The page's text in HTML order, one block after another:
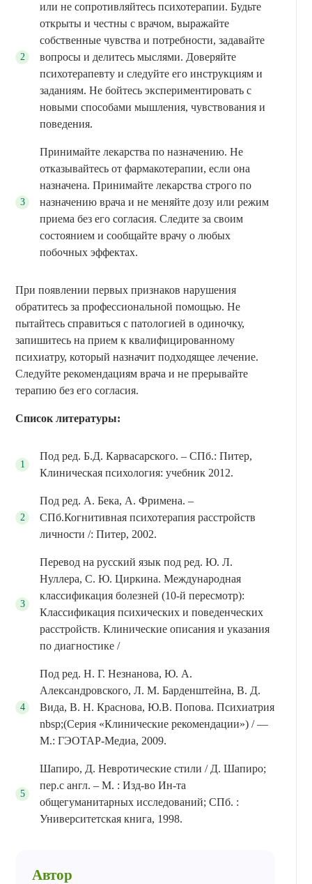
или не сопротивляйтесь психотерапии. Будьте
открыты и честны с врачом, выражайте
собственные чувства и потребности, задавайте
вопросы и делитесь мыслями. Доверяйте
психотерапевту и следуйте его инструкциям и
заданиям. Не бойтесь экспериментировать с
новыми способами мышления, чувствования и
поведения.
Принимайте лекарства по назначению. Не
отказывайтесь от фармакотерапии, если она
назначена. Принимайте лекарства строго по
назначению врача и не меняйте дозу или режим
приема без его согласия. Следите за своим
состоянием и сообщайте врачу о любых
побочных эффектах.
При появлении первых признаков нарушения
обратитесь за профессиональной помощью. Не
пытайтесь справиться с патологией в одиночку,
запишитесь на прием к квалифицированному
психиатру, который назначит подходящее лечение.
Следуйте рекомендациям врача и не прерывайте
терапию без его согласия.
Список литературы:
Под ред. Б.Д. Карвасарского. – СПб.: Питер,
Клиническая психология: учебник 2012.
Под ред. А. Бека, А. Фримена. –
СПб.Когнитивная психотерапия расстройств
личности /: Питер, 2002.
Перевод на русский язык под ред. Ю. Л.
Нуллера, С. Ю. Циркина. Международная
классификация болезней (10-й пересмотр):
Классификация психических и поведенческих
расстройств. Клинические описания и указания
по диагностике /
Под ред. Н. Г. Незнанова, Ю. А.
Александровского, Л. М. Барденштейна, В. Д.
Вида, В. Н. Краснова, Ю.В. Попова. Психиатрия
nbsp;(Серия «Клинические рекомендации») / —
М.: ГЭОТАР-Медиа, 2009.
Шапиро, Д. Невротические стили / Д. Шапиро;
пер.с англ. – М. : Изд-во Ин-та
общегуманитарных исследований; СПб. :
Университетская книга, 1998.
Автор